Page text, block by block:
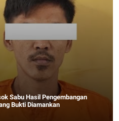
Sabu Hasil Pengembangan
Bukti Diamankan